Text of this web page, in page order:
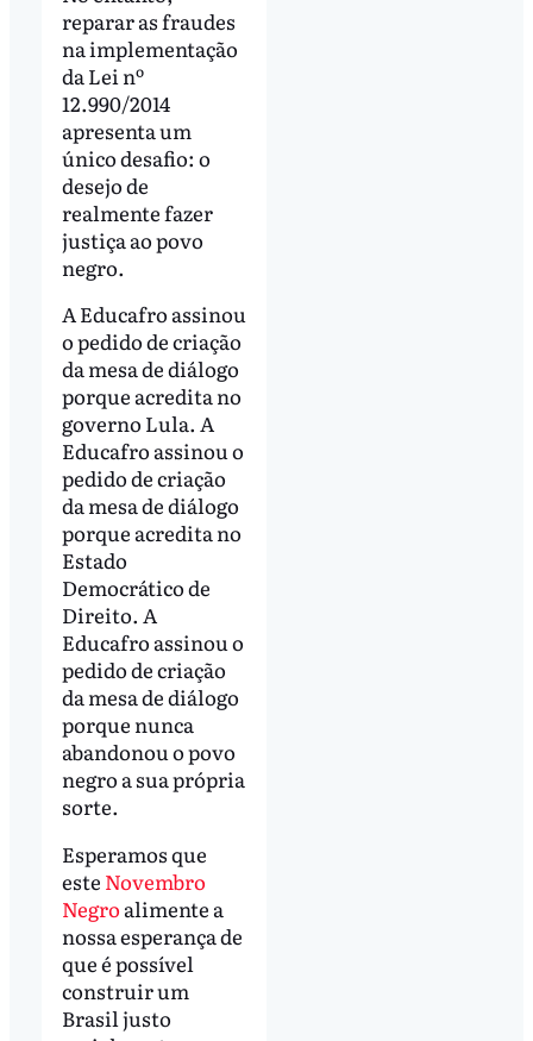
reparar as fraudes
na implementação
da Lei nº
12.990/2014
apresenta um
único desafio: o
desejo de
realmente fazer
justiça ao povo
negro.
A Educafro assinou
o pedido de criação
da mesa de diálogo
porque acredita no
governo Lula. A
Educafro assinou o
pedido de criação
da mesa de diálogo
porque acredita no
Estado
Democrático de
Direito. A
Educafro assinou o
pedido de criação
da mesa de diálogo
porque nunca
abandonou o povo
negro a sua própria
sorte.
Esperamos que
este Novembro
Negro alimente a
nossa esperança de
que é possível
construir um
Brasil justo